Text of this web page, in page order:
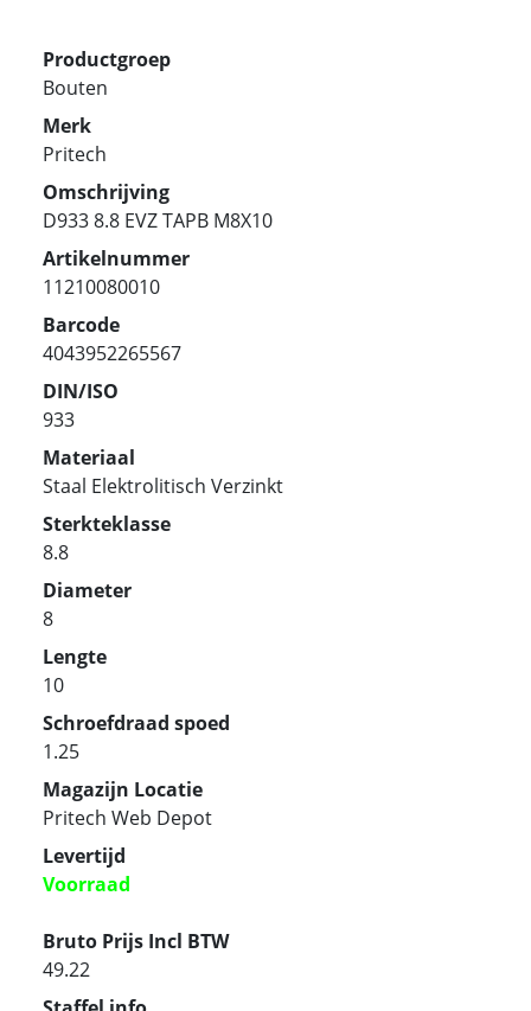
Productgroep
Bouten
Merk
Pritech
Omschrijving
D933 8.8 EVZ TAPB M8X10
Artikelnummer
11210080010
Barcode
4043952265567
DIN/ISO
933
Materiaal
Staal Elektrolitisch Verzinkt
Sterkteklasse
8.8
Diameter
8
Lengte
10
Schroefdraad spoed
1.25
Magazijn Locatie
Pritech Web Depot
Levertijd
Voorraad
Bruto Prijs Incl BTW
49.22